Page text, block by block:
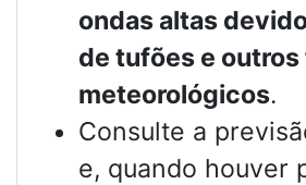
ondas altas
de tufões e
meteorológicos.
Consulte a
e, quando houver